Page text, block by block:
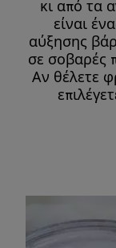
κι από τα
είναι
αύξησης
σε σοβαρές
Αν θέλετε